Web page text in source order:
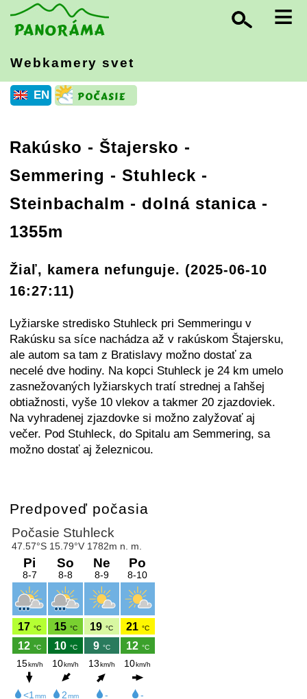
≡
Webkamery svet
EN
Rakúsko - Štajersko -
Semmering - Stuhleck -
Steinbachalm - dolná stanica -
1355m
Žiaľ, kamera nefunguje. (2025-06-10
16:27:11)
Lyžiarske stredisko Stuhleck pri Semmeringu v
Rakúsku sa síce nachádza až v rakúskom Štajersku,
ale autom sa tam z Bratislavy možno dostať za
necelé dve hodiny. Na kopci Stuhleck je 24 km umelo
zasnežovaných lyžiarskych tratí strednej a ľahšej
obtiažnosti, vyše 10 vlekov a takmer 20 zjazdoviek.
Na vyhradenej zjazdovke si možno zalyžovať aj
večer. Pod Stuhleck, do Spitalu am Semmering, sa
možno dostať aj železnicou.
Predpoveď počasia